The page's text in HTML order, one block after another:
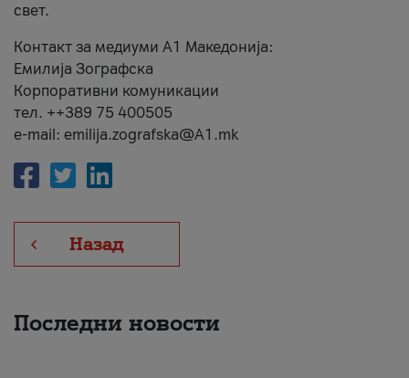
свет.
Контакт за медиуми А1 Македонија:
Емилија Зографска
Корпоративни комуникации
тел. ++389 75 400505
e-mail: emilija.zografska@A1.mk
Назад
Последни новости